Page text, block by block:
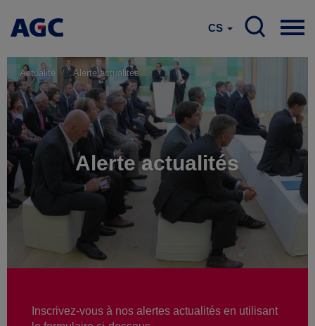
CS
Actualité Alerte actualités
Alerte actualités
Inscrivez-vous à nos alertes actualités en utilisant